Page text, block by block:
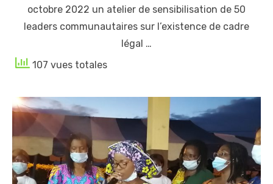
octobre 2022 un atelier de sensibilisation de 50
leaders communautaires sur l’existence de cadre
légal …
107 vues totales